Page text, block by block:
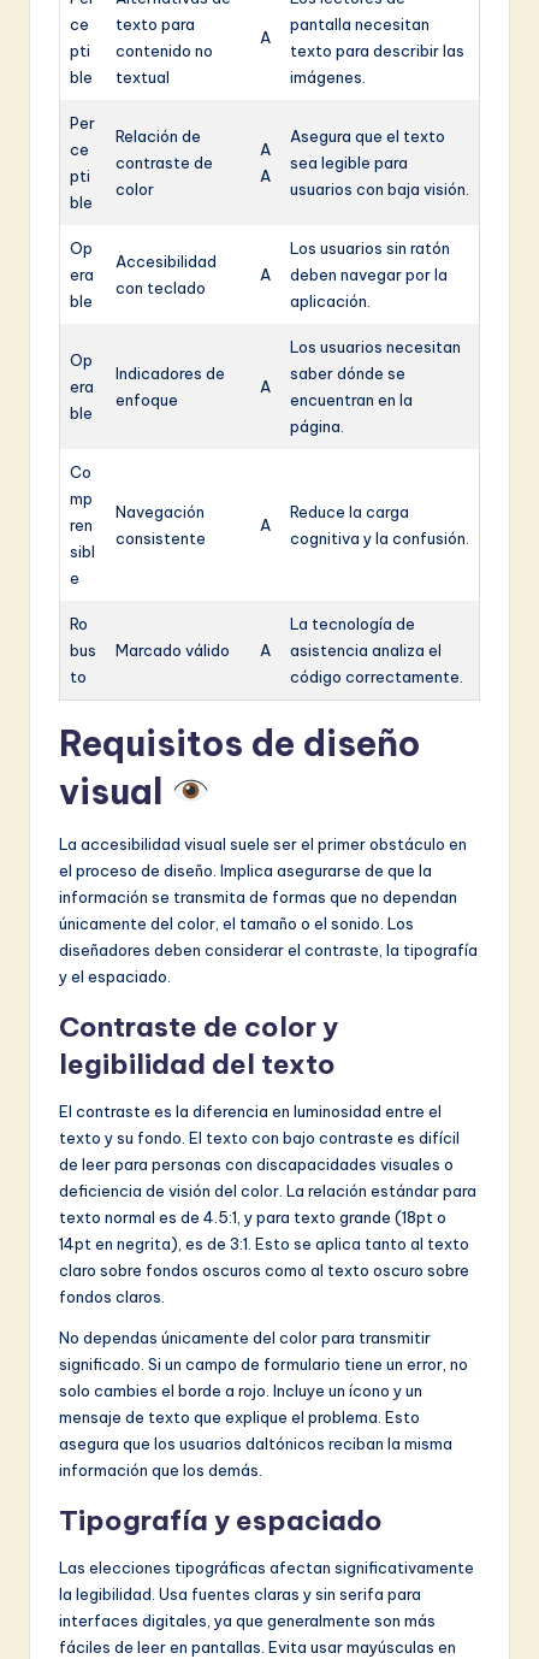
ce
pti
ble
texto para
contenido no
textual
A
pantalla necesitan
texto para describir las
imágenes.
Per
ce
pti
ble
Relación de
contraste de
color
A
A
Asegura que el texto
sea legible para
usuarios con baja visión.
Op
era
ble
Accesibilidad
con teclado
A
Los usuarios sin ratón
deben navegar por la
aplicación.
Op
era
ble
Indicadores de
enfoque
A
Los usuarios necesitan
saber dónde se
encuentran en la
página.
Co
mp
ren
sibl
e
Navegación
consistente
A
Reduce la carga
cognitiva y la confusión.
Ro
bus
to
Marcado válido A
La tecnología de
asistencia analiza el
código correctamente.
Requisitos de diseño
visual
La accesibilidad visual suele ser el primer obstáculo en
el proceso de diseño. Implica asegurarse de que la
información se transmita de formas que no dependan
únicamente del color, el tamaño o el sonido. Los
diseñadores deben considerar el contraste, la tipografía
y el espaciado.
Contraste de color y
legibilidad del texto
El contraste es la diferencia en luminosidad entre el
texto y su fondo. El texto con bajo contraste es difícil
de leer para personas con discapacidades visuales o
deficiencia de visión del color. La relación estándar para
texto normal es de 4.5:1, y para texto grande (18pt o
14pt en negrita), es de 3:1. Esto se aplica tanto al texto
claro sobre fondos oscuros como al texto oscuro sobre
fondos claros.
No dependas únicamente del color para transmitir
significado. Si un campo de formulario tiene un error, no
solo cambies el borde a rojo. Incluye un ícono y un
mensaje de texto que explique el problema. Esto
asegura que los usuarios daltónicos reciban la misma
información que los demás.
Tipografía y espaciado
Las elecciones tipográficas afectan significativamente
la legibilidad. Usa fuentes claras y sin serifa para
interfaces digitales, ya que generalmente son más
fáciles de leer en pantallas. Evita usar mayúsculas en